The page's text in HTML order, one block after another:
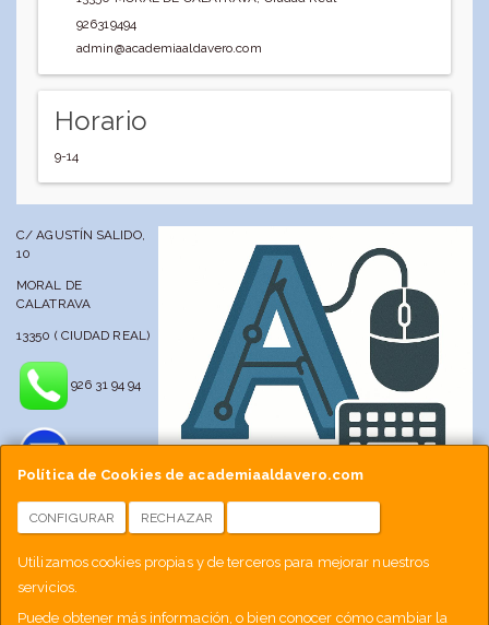
Política de Cookies de academiaaldavero.com
CONFIGURAR RECHAZAR
Utilizamos cookies propias y de terceros para mejorar nuestros
servicios.
Puede obtener más información, o bien conocer cómo cambiar la
926319494
admin@academiaaldavero.com
Horario
9-14
C/ AGUSTÍN SALIDO,
10
MORAL DE
CALATRAVA
13350 ( CIUDAD REAL)
926 31 94 94